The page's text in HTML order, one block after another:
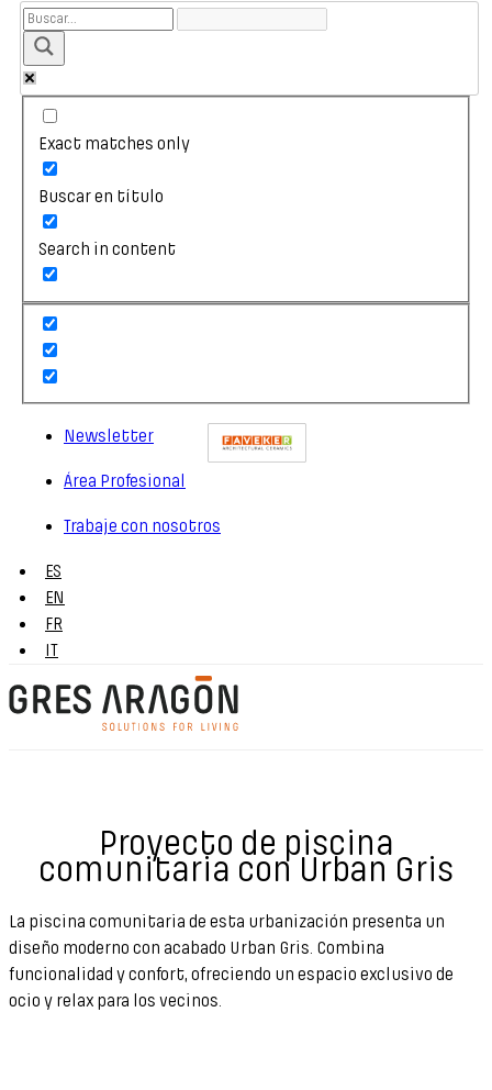
Exact matches only
Buscar en título
Search in content
Newsletter
Área Profesional
Trabaje con nosotros
ES
EN
FR
IT
Proyecto de piscina
comunitaria con Urban Gris
La piscina comunitaria de esta urbanización presenta un
diseño moderno con acabado Urban Gris. Combina
funcionalidad y confort, ofreciendo un espacio exclusivo de
ocio y relax para los vecinos.